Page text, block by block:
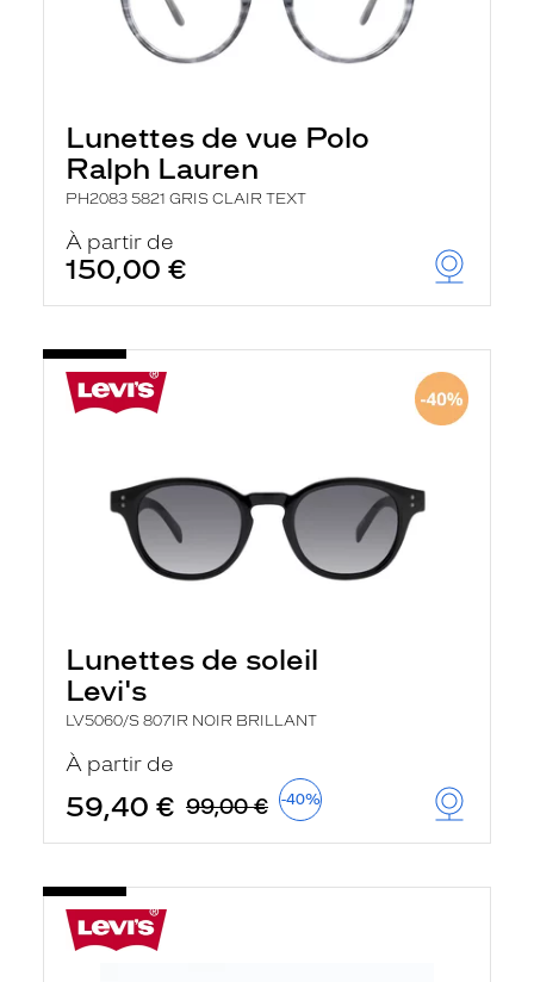
Lunettes de vue Polo
Ralph Lauren
PH2083 5821 GRIS CLAIR TEXT
À partir de
150,00 €
Lunettes de soleil
Levi's
LV5060/S 807IR NOIR BRILLANT
À partir de
59,40 € 99,00 € -40%